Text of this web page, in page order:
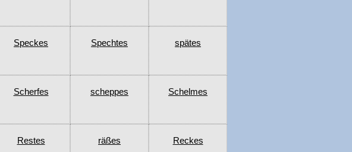
Speckes Spechtes spätes
Scherfes scheppes Schelmes
Restes räßes Reckes